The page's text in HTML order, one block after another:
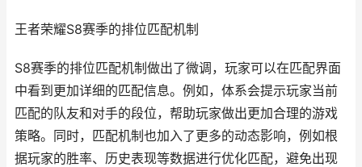
王者荣耀S8赛季的排位匹配机制
S8赛季的排位匹配机制做出了微调，玩家可以在匹配界面
中看到更加详细的匹配信息。例如，体系会提示玩家当前
匹配的队友和对手的段位，帮助玩家做出更加合理的游戏
策略。同时，匹配机制也加入了更多的动态影响，例如根
据玩家的胜率、历史表现等数据进行优化匹配，避免出现